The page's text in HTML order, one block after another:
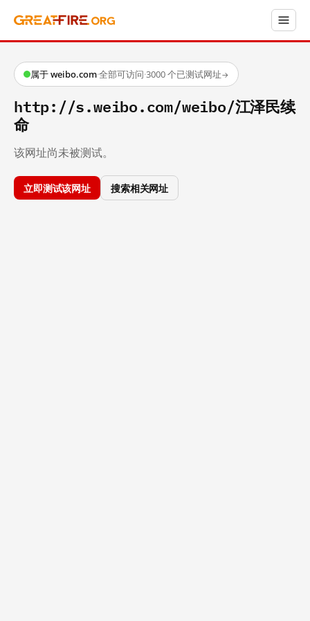
属于 weibo.com·全部可访问·3000 个已测试网址→
http://s.weibo.com/weibo/江泽民续
命
该网址尚未被测试。
立即测试该网址 搜索相关网址